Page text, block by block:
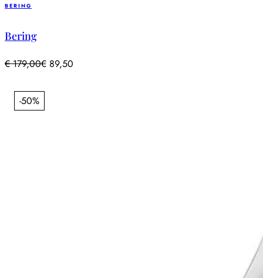
BERING
Bering
€179,00€ 89,50
-50%